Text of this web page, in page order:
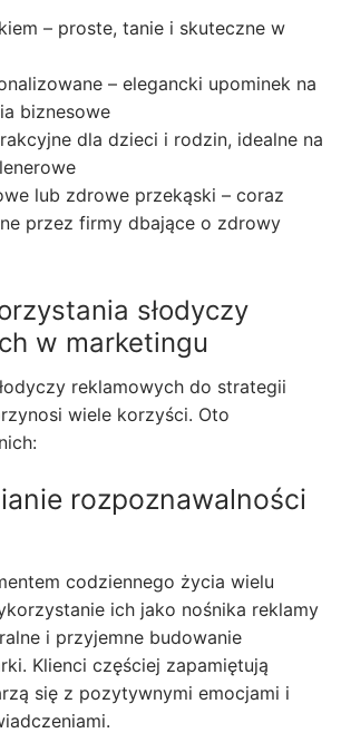
– proste, tanie i skuteczne w
– elegancki upominek na
biznesowe
dla dzieci i rodzin, idealne na
lub zdrowe przekąski – coraz
przez firmy dbające o zdrowy
słodyczy
w marketingu
reklamowych do strategii
wiele korzyści. Oto
rozpoznawalności
codziennego życia wielu
ich jako nośnika reklamy
i przyjemne budowanie
Klienci częściej zapamiętują
się z pozytywnymi emocjami i